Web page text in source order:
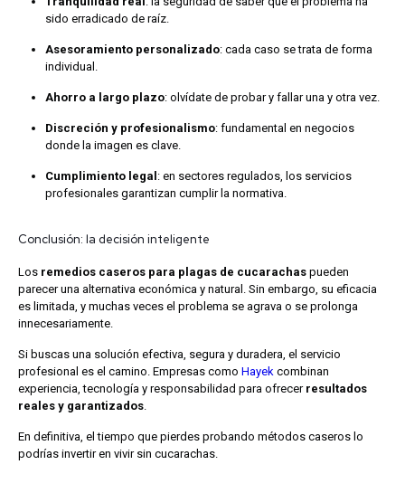
sido erradicado de raíz.
Asesoramiento personalizado: cada caso se trata de forma
individual.
Ahorro a largo plazo: olvídate de probar y fallar una y otra vez.
Discreción y profesionalismo: fundamental en negocios
donde la imagen es clave.
Cumplimiento legal: en sectores regulados, los servicios
profesionales garantizan cumplir la normativa.
Conclusión: la decisión inteligente
Los remedios caseros para plagas de cucarachas pueden
parecer una alternativa económica y natural. Sin embargo, su eficacia
es limitada, y muchas veces el problema se agrava o se prolonga
innecesariamente.
Si buscas una solución efectiva, segura y duradera, el servicio
profesional es el camino. Empresas como Hayek combinan
experiencia, tecnología y responsabilidad para ofrecer resultados
reales y garantizados
En definitiva, el tiempo que pierdes probando métodos caseros lo
podrías invertir en vivir sin cucarachas.